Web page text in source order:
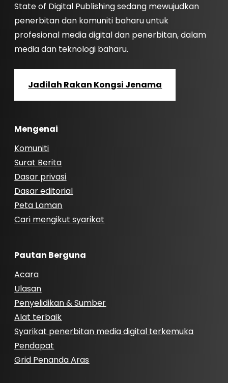
State of Digital Publishing sedang mewujudkan
penerbitan dan komuniti baharu untuk
profesional media digital dan penerbitan, dalam
media dan teknologi baharu.
Jadilah Rakan Kongsi Jenama
Mengenai
Komuniti
Surat Berita
Dasar privasi
Dasar editorial
Peta Laman
Cari mengikut syarikat
Pautan Berguna
Acara
Ulasan
Penyelidikan & Sumber
Alat terbaik
Syarikat penerbitan media digital terkemuka
Pendapat
Grid Penanda Aras